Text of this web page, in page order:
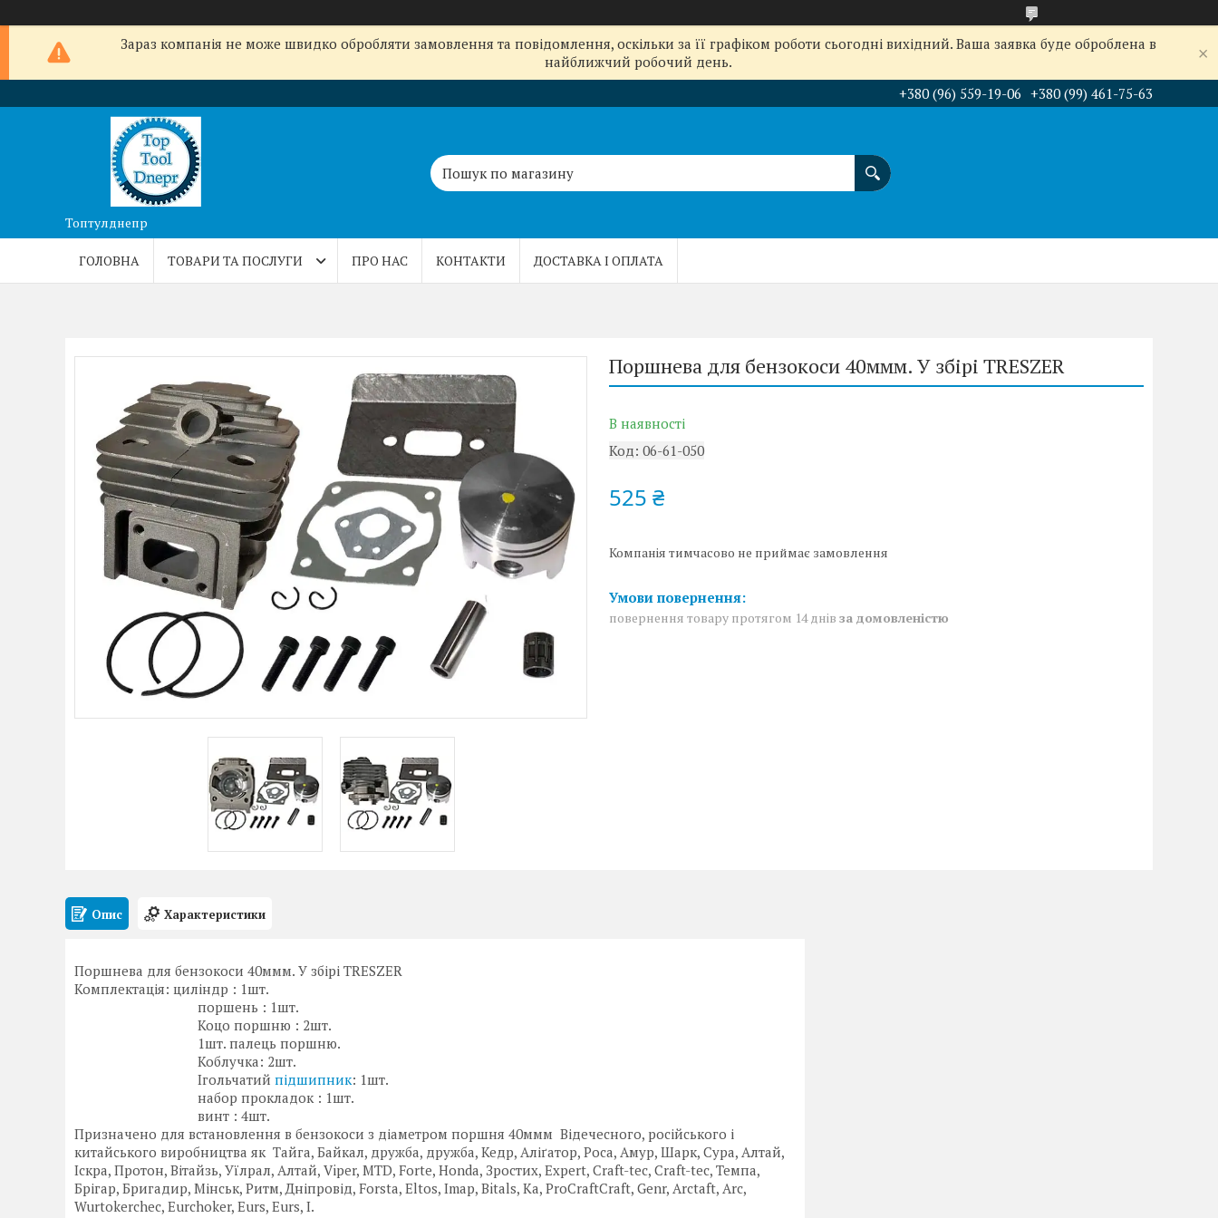
Зараз компанія не може швидко обробляти замовлення та повідомлення, оскільки за її графіком роботи сьогодні вихідний. Ваша заявка буде оброблена в
найближчий робочий день.
+380 (96) 559-19-06 +380 (99) 461-75-63
Топтулднепр
ГОЛОВНА ТОВАРИ ТА ПОСЛУГИ ПРО НАС КОНТАКТИ ДОСТАВКА І ОПЛАТА
Поршнева для бензокоси 40ммм. У збірі TRESZER
В наявності
Код: 06-61-050
525 ₴
Компанія тимчасово не приймає замовлення
повернення товару протягом 14 днів за домовленістю
Опис Характеристики
Поршнева для бензокоси 40ммм. У збірі TRESZER
Комплектація: циліндр : 1шт.
поршень : 1шт.
Коцо поршню : 2шт.
1шт. палець поршню.
Коблучка: 2шт.
Ігольчатий підшипник: 1шт.
набор прокладок : 1шт.
винт : 4шт.
Призначено для встановлення в бензокоси з діаметром поршня 40ммм Відечесного, російського і
китайського виробництва як Тайга, Байкал, дружба, дружба, Кедр, Аліґатор, Роса, Амур, Шарк, Сура, Алтай,
Іскра, Протон, Вітайзь, Уїлрал, Алтай, Viper, MTD, Forte, Honda, Зростих, Expert, Craft-tec, Craft-tec, Темпа,
Брігар, Бригадир, Мінськ, Ритм, Дніпровід, Forsta, Eltos, Imap, Bitals, Ka, ProCraftCraft, Genr, Arctaft, Arc,
Wurtokerchec, Eurchoker, Eurs, Eurs, I.